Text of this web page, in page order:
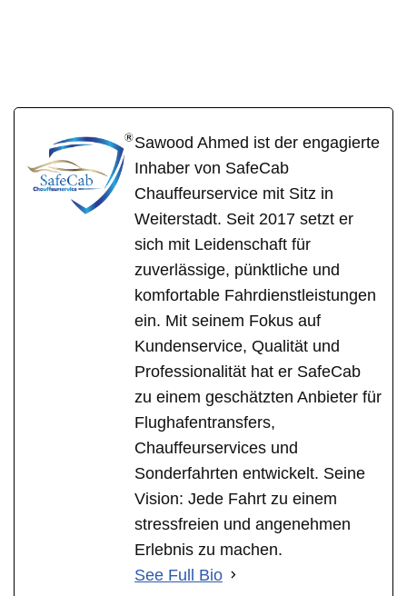
Sawood Ahmed ist der engagierte
Inhaber von SafeCab
Chauffeurservice mit Sitz in
Weiterstadt. Seit 2017 setzt er
sich mit Leidenschaft für
zuverlässige, pünktliche und
komfortable Fahrdienstleistungen
ein. Mit seinem Fokus auf
Kundenservice, Qualität und
Professionalität hat er SafeCab
zu einem geschätzten Anbieter für
Flughafentransfers,
Chauffeurservices und
Sonderfahrten entwickelt. Seine
Vision: Jede Fahrt zu einem
stressfreien und angenehmen
Erlebnis zu machen.
See Full Bio